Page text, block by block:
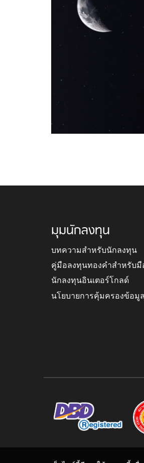
มุมนักลงทุน
บทความสำหรับนักลงทุน
คู่มือลงทุนทองคำสำหรับมื
นักลงทุนอินเตอร์โกลด์
นโยบายการคุ้มครองข้อมู